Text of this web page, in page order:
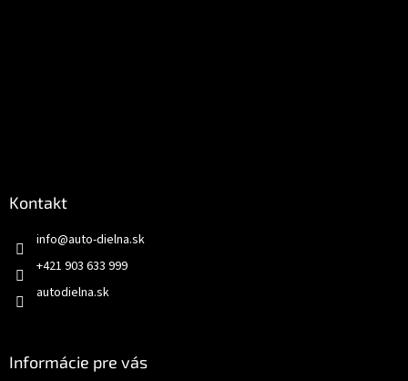
Kontakt
info@auto-dielna.sk
+421 903 633 999
autodielna.sk
Informácie pre vás